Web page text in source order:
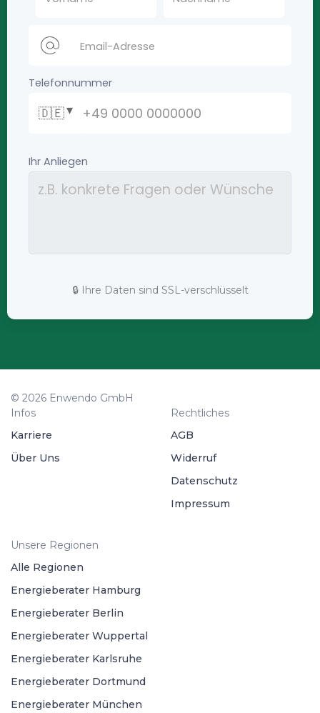
🔒 Ihre Daten sind SSL-verschlüsselt
© 2026 Enwendo GmbH
Infos
Karriere
Über Uns
Rechtliches
AGB
Widerruf
Datenschutz
Impressum
Unsere Regionen
Alle Regionen
Energieberater Hamburg
Energieberater Berlin
Energieberater Wuppertal
Energieberater Karlsruhe
Energieberater Dortmund
Energieberater München